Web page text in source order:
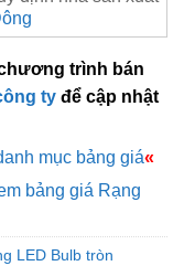
trình bán
ty để cập nhật
mục bảng giá«
bảng giá Rạng
LED Bulb tròn